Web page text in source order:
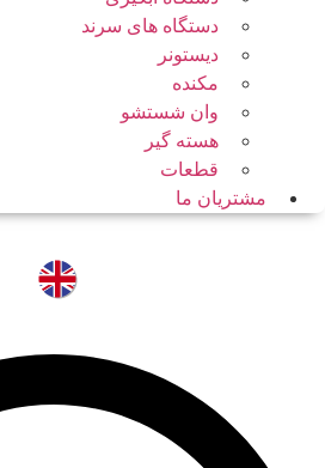
دستگاه های سرند
دیستونر
مکنده
وان شستشو
هسته گیر
قطعات
مشتریان ما